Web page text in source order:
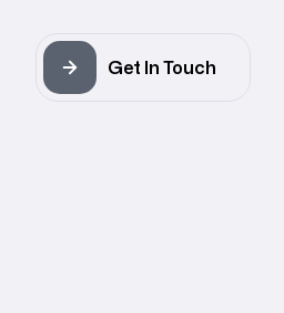
Get In Touch